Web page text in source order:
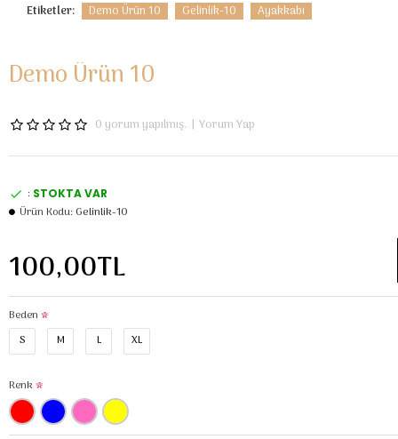
Etiketler: Demo Ürün 10 Gelinlik-10 Ayakkabı
Demo Ürün 10
0 yorum yapılmış. | Yorum Yap
100,00TL
: STOKTA VAR
Ürün Kodu: Gelinlik-10
Beden
S M L XL
Renk